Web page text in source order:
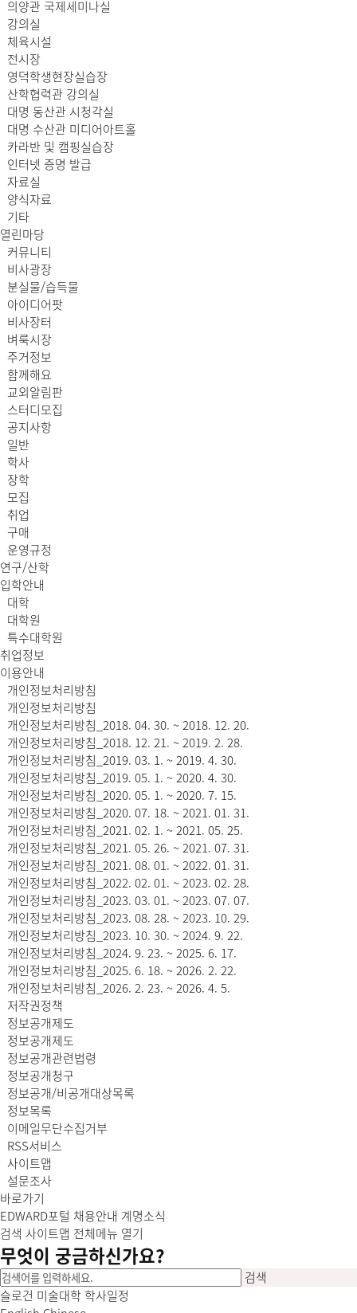
의양관 국제세미나실
강의실
체육시설
전시장
영덕학생현장실습장
산학협력관 강의실
대명 동산관 시청각실
대명 수산관 미디어아트홀
카라반 및 캠핑실습장
인터넷 증명 발급
자료실
양식자료
기타
열린마당
커뮤니티
비사광장
분실물/습득물
아이디어팟
비사장터
벼룩시장
주거정보
함께해요
교외알림판
스터디모집
공지사항
일반
학사
장학
모집
취업
구매
운영규정
연구/산학
입학안내
대학
대학원
특수대학원
취업정보
이용안내
개인정보처리방침
개인정보처리방침
개인정보처리방침_2018. 04. 30. ~ 2018. 12. 20.
개인정보처리방침_2018. 12. 21. ~ 2019. 2. 28.
개인정보처리방침_2019. 03. 1. ~ 2019. 4. 30.
개인정보처리방침_2019. 05. 1. ~ 2020. 4. 30.
개인정보처리방침_2020. 05. 1. ~ 2020. 7. 15.
개인정보처리방침_2020. 07. 18. ~ 2021. 01. 31.
개인정보처리방침_2021. 02. 1. ~ 2021. 05. 25.
개인정보처리방침_2021. 05. 26. ~ 2021. 07. 31.
개인정보처리방침_2021. 08. 01. ~ 2022. 01. 31.
개인정보처리방침_2022. 02. 01. ~ 2023. 02. 28.
개인정보처리방침_2023. 03. 01. ~ 2023. 07. 07.
개인정보처리방침_2023. 08. 28. ~ 2023. 10. 29.
개인정보처리방침_2023. 10. 30. ~ 2024. 9. 22.
개인정보처리방침_2024. 9. 23. ~ 2025. 6. 17.
개인정보처리방침_2025. 6. 18. ~ 2026. 2. 22.
개인정보처리방침_2026. 2. 23. ~ 2026. 4. 5.
저작권정책
정보공개제도
정보공개제도
정보공개관련법령
정보공개청구
정보공개/비공개대상목록
정보목록
이메일무단수집거부
RSS서비스
사이트맵
설문조사
바로가기
EDWARD포털 채용안내 계명소식
검색 사이트맵 전체메뉴 열기
무엇이 궁금하신가요?
검색
슬로건 미술대학 학사일정